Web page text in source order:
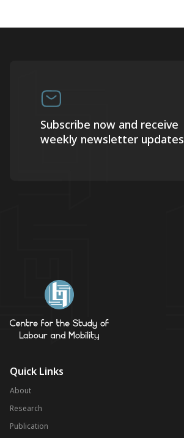
Subscribe now and receive
weekly newsletter updates
Quick Links
About
Research
Publication